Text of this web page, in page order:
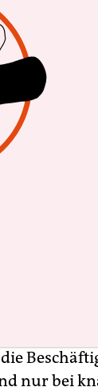
in der
(IAB)
gut
den
Alter
nur bei